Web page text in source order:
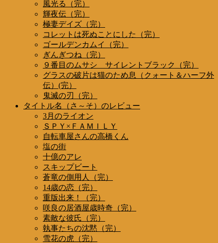
風光る（完）
輝夜伝（完）
極妻デイズ（完）
コレットは死ぬことにした（完）
ゴールデンカムイ（完）
ぎんぎつね（完）
９番目のムサシ サイレントブラック（完）
グラスの破片は猫のため息（クォート＆ハーフ外
伝）(完）
鬼滅の刃（完）
タイトル名（さ～そ）のレビュー
3月のライオン
ＳＰＹ×ＦＡＭＩＬＹ
自転車屋さんの高橋くん
塩の街
十億のアレ
スキップビート
蒼竜の側用人（完）
14歳の恋（完）
重版出来！（完）
咲良の居酒屋歳時奇（完）
素敵な彼氏（完）
執事たちの沈黙（完）
雪花の虎（完）